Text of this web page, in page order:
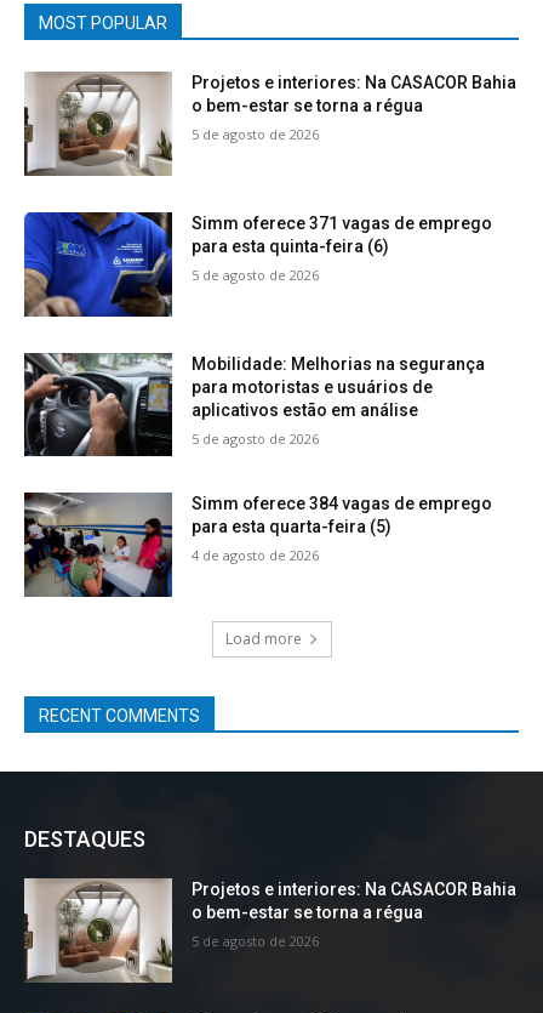
MOST POPULAR
Projetos e interiores: Na CASACOR Bahia
o bem-estar se torna a régua
5 de agosto de 2026
Simm oferece 371 vagas de emprego
para esta quinta-feira (6)
5 de agosto de 2026
Mobilidade: Melhorias na segurança
para motoristas e usuários de
aplicativos estão em análise
5 de agosto de 2026
Simm oferece 384 vagas de emprego
para esta quarta-feira (5)
4 de agosto de 2026
Load more
RECENT COMMENTS
DESTAQUES
Projetos e interiores: Na CASACOR Bahia
o bem-estar se torna a régua
5 de agosto de 2026